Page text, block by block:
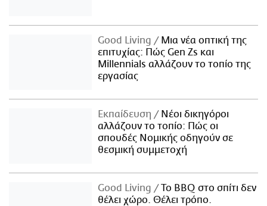
Good Living
Μια νέα οπτική της
επιτυχίας: Πώς Gen Zs και
Millennials αλλάζουν το τοπίο της
εργασίας
Εκπαίδευση
Νέοι δικηγόροι
αλλάζουν το τοπίο: Πώς οι
σπουδές Νομικής οδηγούν σε
θεσμική συμμετοχή
Good Living
Το BBQ στο σπίτι δεν
θέλει χώρο. Θέλει τρόπο.